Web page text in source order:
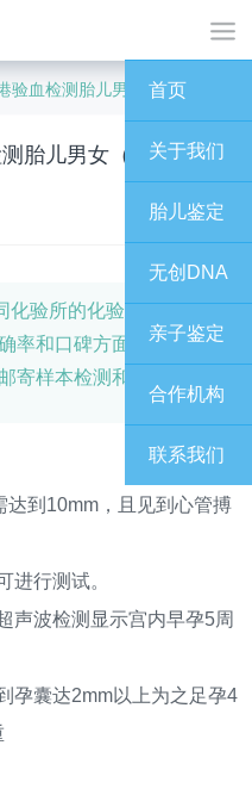
首页
关于我们
胎儿鉴定
无创DNA
亲子鉴定
合作机构
联系我们
儿男女（预约流程+检测条件+费用标准）
胎儿男女（预约流程+检
化验所的化验价格各不相
率和口碑方面，往往比不
寄样本检测和到港采样检
到10mm，且见到心管搏
行测试。
波检测显示宫内早孕5周
囊达2mm以上为之足孕4